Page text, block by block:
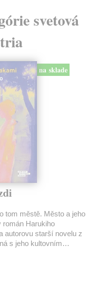
svetová
na sklade
tom městě. Město a jeho
román Harukiho
autorovu starší novelu z
s jeho kultovním…